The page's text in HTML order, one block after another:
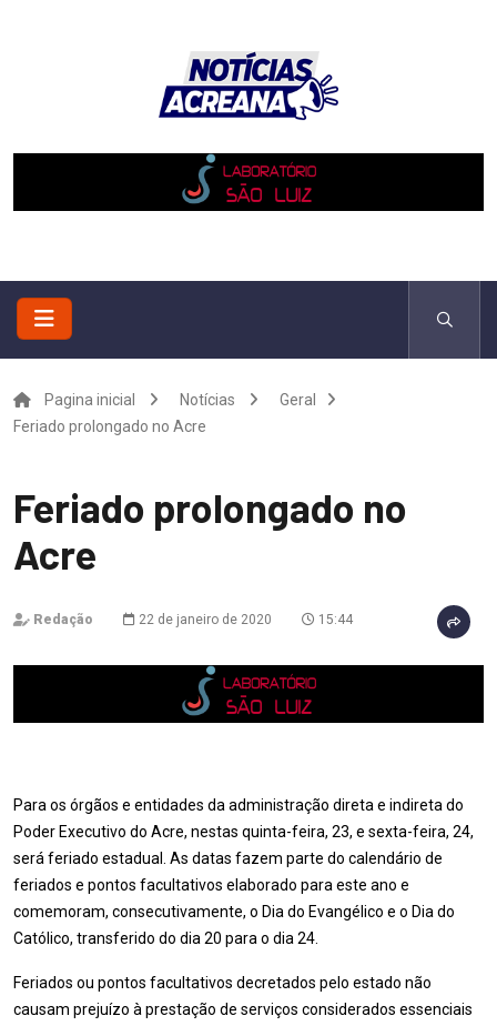
Pagina inicial Notícias
Geral
Feriado prolongado no Acre
Feriado prolongado no
Acre
Redação 22 de janeiro de 2020 15:44
Para os órgãos e entidades da administração direta e indireta do
Poder Executivo do Acre, nestas quinta-feira, 23, e sexta-feira, 24,
será feriado estadual. As datas fazem parte do calendário de
feriados e pontos facultativos elaborado para este ano e
comemoram, consecutivamente, o Dia do Evangélico e o Dia do
Católico, transferido do dia 20 para o dia 24.
Feriados ou pontos facultativos decretados pelo estado não
causam prejuízo à prestação de serviços considerados essenciais